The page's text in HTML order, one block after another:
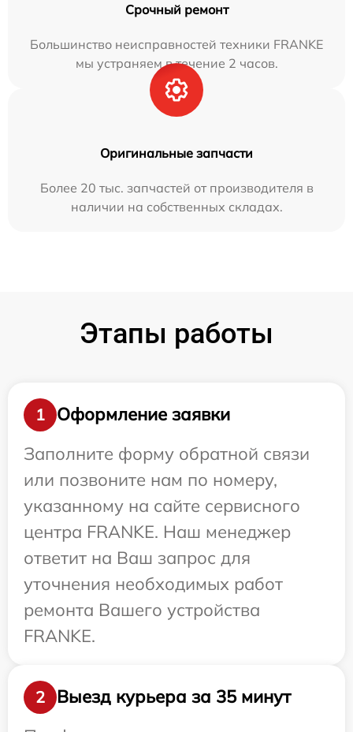
Срочный ремонт
Большинство неисправностей техники FRANKE
мы устраняем в течение 2 часов.
Оригинальные запчасти
Более 20 тыс. запчастей от производителя в
наличии на собственных складах.
Этапы работы
1
Оформление заявки
Заполните форму обратной связи
или позвоните нам по номеру,
указанному на сайте сервисного
центра FRANKE. Наш менеджер
ответит на Ваш запрос для
уточнения необходимых работ
ремонта Вашего устройства
FRANKE.
2
Выезд курьера за 35 минут